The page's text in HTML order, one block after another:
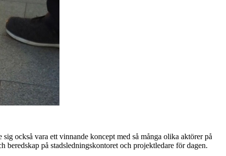
också vara ett vinnande koncept med så många olika aktörer på
på stadsledningskontoret och projektledare för dagen.